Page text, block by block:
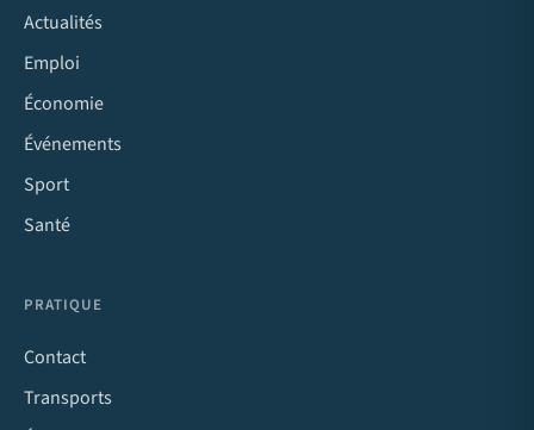
Actualités
Emploi
Économie
Événements
Sport
Santé
PRATIQUE
Contact
Transports